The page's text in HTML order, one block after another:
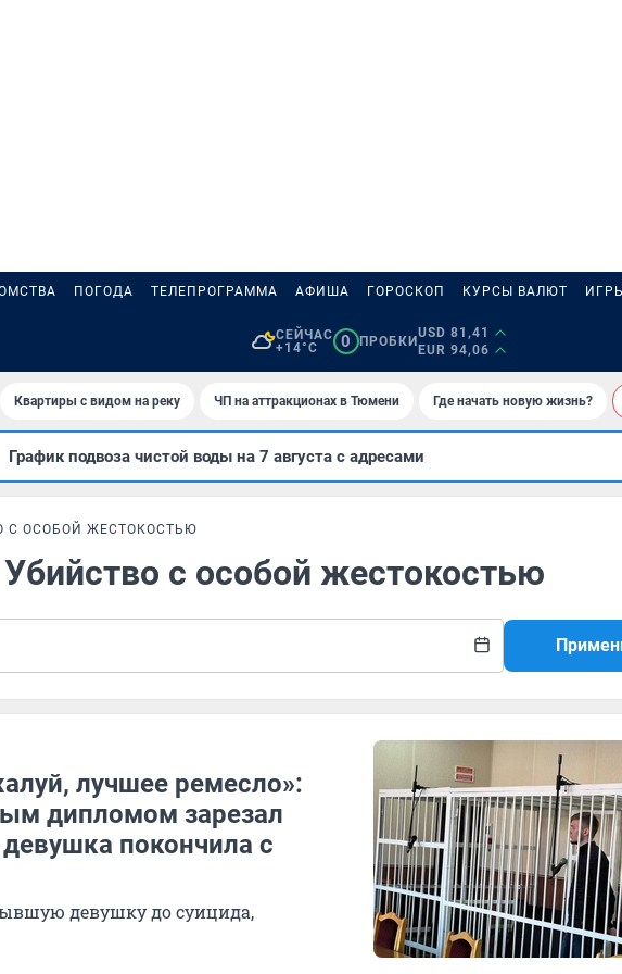
ПОГОДА ТЕЛЕПРОГРАММА АФИША ГОРОСКОП КУРСЫ ВАЛЮТ
СЕЙЧАС
+14°C
0 ПРОБКИ
USD 81,41
EUR 94,06
Квартиры с видом на реку ЧП на аттракционах в Тюмени Где начать новую жизнь?
График подвоза чистой воды на 7 августа с адресами
С ОСОБОЙ ЖЕСТОКОСТЬЮ
Убийство с особой жестокостью
лучшее ремесло»:
дипломом зарезал
покончила с
девушку до суицида,